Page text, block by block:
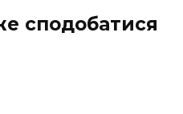
сподобатися